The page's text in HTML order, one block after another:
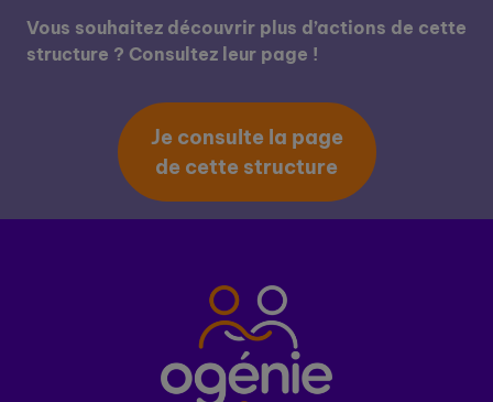
Vous souhaitez découvrir plus d’actions de cette
structure ? Consultez leur page !
Je consulte la page
de cette structure